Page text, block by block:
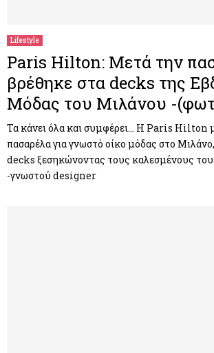
Lifestyle
Paris Hilton: Μετά την
βρέθηκε στα decks της
Μόδας του Μιλάνου -
Τα κάνει όλα και συμφέρει… Η Paris Hilton
πασαρέλα για γνωστό οίκο μόδας στο
decks ξεσηκώνοντας τους καλεσμένους
-γνωστού designer